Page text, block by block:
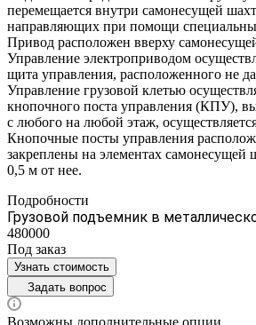
перемещается внутри самонесущей
направляющих при помощи
Привод расположен вверху
Управление электроприводом
щита управления, расположенного не
Управление грузовой клетью
кнопочного поста управления (КПУ),
с любого на любой этаж,
Кнопочные посты управления
закреплены на элементах самонесущей
0,5 м от нее.
Подробности
Грузовой подъемник в
480000
Под заказ
Узнать стоимость
Задать вопрос
Возможны дополнительные опции